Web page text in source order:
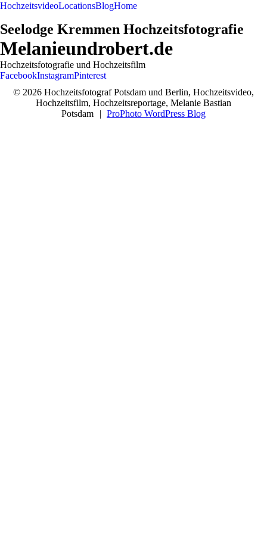
HochzeitsvideoLocationsBlogHome
Seelodge Kremmen Hochzeitsfotografie
Melanieundrobert.de
Hochzeitsfotografie und Hochzeitsfilm
FacebookInstagramPinterest
© 2026 Hochzeitsfotograf Potsdam und Berlin, Hochzeitsvideo,
Hochzeitsfilm, Hochzeitsreportage, Melanie Bastian
Potsdam
| ProPhoto WordPress Blog